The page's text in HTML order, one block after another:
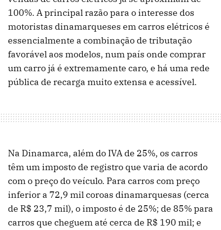
100%. A principal razão para o interesse dos
motoristas dinamarqueses em carros elétricos é
essencialmente a combinação de tributação
favorável aos modelos, num país onde comprar
um carro já é extremamente caro, e há uma rede
pública de recarga muito extensa e acessível.
Na Dinamarca, além do IVA de 25%, os carros
têm um imposto de registro que varia de acordo
com o preço do veículo. Para carros com preço
inferior a 72,9 mil coroas dinamarquesas (cerca
de R$ 23,7 mil), o imposto é de 25%; de 85% para
carros que cheguem até cerca de R$ 190 mil; e